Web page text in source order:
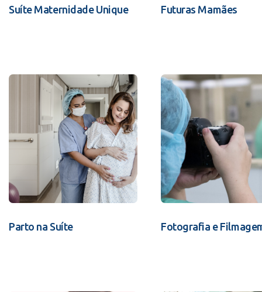
Suíte Maternidade Unique Futuras Mamães
Parto na Suíte Fotografia e